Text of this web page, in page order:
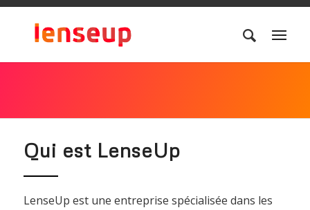
Qui est LenseUp
LenseUp est une entreprise spécialisée dans les